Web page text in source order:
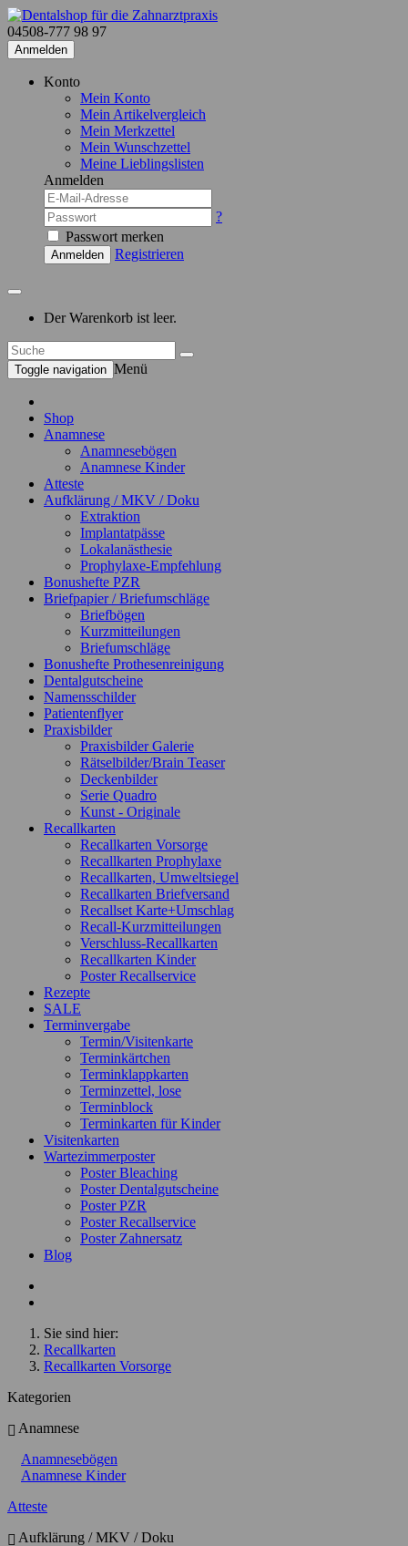
04508-777 98 97
Anmelden
Konto
Mein Konto
Mein Artikelvergleich
Mein Merkzettel
Mein Wunschzettel
Meine Lieblingslisten
Anmelden
?
Passwort merken
Anmelden Registrieren
Der Warenkorb ist leer.
Toggle navigation Menü
Shop
Anamnese
Anamnesebögen
Anamnese Kinder
Atteste
Aufklärung / MKV / Doku
Extraktion
Implantatpässe
Lokalanästhesie
Prophylaxe-Empfehlung
Bonushefte PZR
Briefpapier / Briefumschläge
Briefbögen
Kurzmitteilungen
Briefumschläge
Bonushefte Prothesenreinigung
Dentalgutscheine
Namensschilder
Patientenflyer
Praxisbilder
Praxisbilder Galerie
Rätselbilder/Brain Teaser
Deckenbilder
Serie Quadro
Kunst - Originale
Recallkarten
Recallkarten Vorsorge
Recallkarten Prophylaxe
Recallkarten, Umweltsiegel
Recallkarten Briefversand
Recallset Karte+Umschlag
Recall-Kurzmitteilungen
Verschluss-Recallkarten
Recallkarten Kinder
Poster Recallservice
Rezepte
SALE
Terminvergabe
Termin/Visitenkarte
Terminkärtchen
Terminklappkarten
Terminzettel, lose
Terminblock
Terminkarten für Kinder
Visitenkarten
Wartezimmerposter
Poster Bleaching
Poster Dentalgutscheine
Poster PZR
Poster Recallservice
Poster Zahnersatz
Blog
Sie sind hier:
Recallkarten
Recallkarten Vorsorge
Kategorien
Anamnese
Anamnesebögen
Anamnese Kinder
Atteste
Aufklärung / MKV / Doku